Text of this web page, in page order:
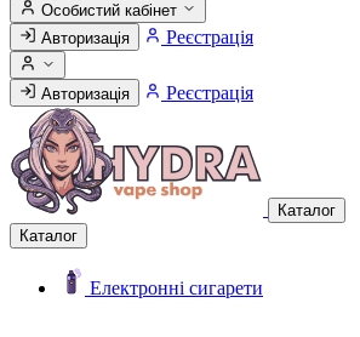
Особистий кабінет
Авторизація
Реєстрація
Авторизація Реєстрація
Каталог
Каталог
Електронні сигарети